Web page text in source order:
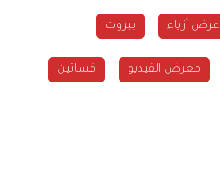
عرض أزياء بيروت
معرض الفيديو فساتين